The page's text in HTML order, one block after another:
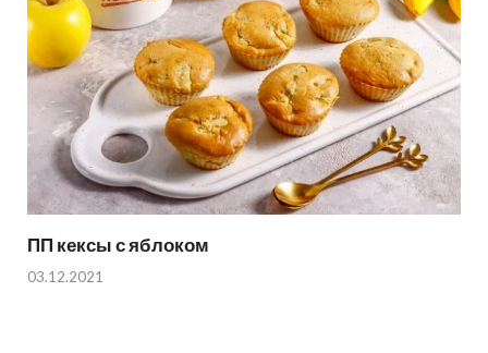
ПП кексы с яблоком
03.12.2021